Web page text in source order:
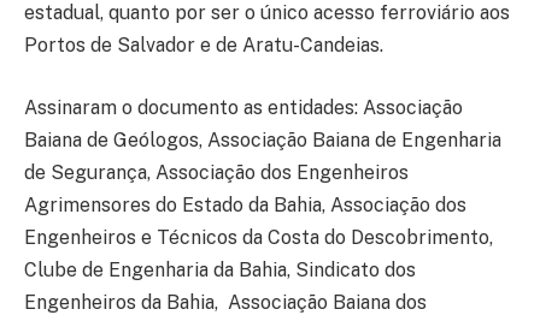
estadual, quanto por ser o único acesso ferroviário aos
Portos de Salvador e de Aratu-Candeias.
Assinaram o documento as entidades: Associação
Baiana de Geólogos, Associação Baiana de Engenharia
de Segurança, Associação dos Engenheiros
Agrimensores do Estado da Bahia, Associação dos
Engenheiros e Técnicos da Costa do Descobrimento,
Clube de Engenharia da Bahia, Sindicato dos
Engenheiros da Bahia, Associação Baiana dos